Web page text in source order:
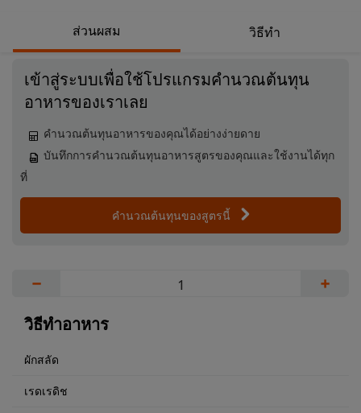
ส่วนผสม วิธีทำ
เข้าสู่ระบบเพื่อใช้โปรแกรมคำนวณต้นทุน
อาหารของเราเลย
คำนวณต้นทุนอาหารของคุณได้อย่างง่ายดาย
บันทึกการคำนวณต้นทุนอาหารสูตรของคุณและใช้งานได้ทุก
ที่
คำนวณต้นทุนของสูตรนี้
− +
วิธีทำอาหาร
ผักสลัด
เรดเรดิช